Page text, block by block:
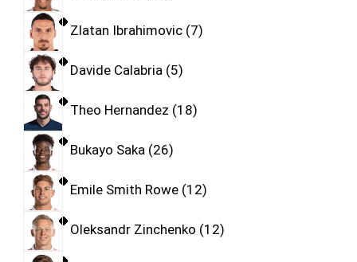
Zlatan Ibrahimovic 7
Davide Calabria 5
Theo Hernandez 18
Bukayo Saka 26
Emile Smith Rowe 12
Oleksandr Zinchenko 12